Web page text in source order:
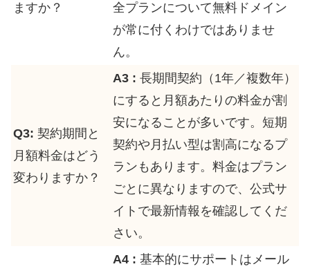
ますか？
全プランについて無料ドメイン
が常に付くわけではありませ
ん。
Q3: 契約期間と
月額料金はどう
変わりますか？
A3 : 長期間契約（1年／複数年）
にすると月額あたりの料金が割
安になることが多いです。短期
契約や月払い型は割高になるプ
ランもあります。料金はプラン
ごとに異なりますので、公式サ
イトで最新情報を確認してくだ
さい。
A4 : 基本的にサポートはメール